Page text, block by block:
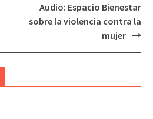
Audio: Espacio Bienestar
sobre la violencia contra la
mujer